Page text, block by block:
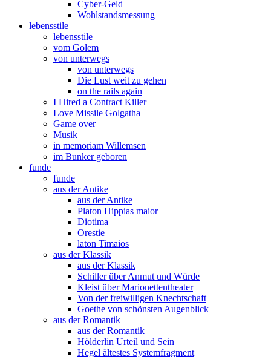
Cyber-Geld
Wohlstandsmessung
lebensstile
lebensstile
vom Golem
von unterwegs
von unterwegs
Die Lust weit zu gehen
on the rails again
I Hired a Contract Killer
Love Missile Golgatha
Game over
Musik
in memoriam Willemsen
im Bunker geboren
funde
funde
aus der Antike
aus der Antike
Platon Hippias maior
Diotima
Orestie
laton Timaios
aus der Klassik
aus der Klassik
Schiller über Anmut und Würde
Kleist über Marionettentheater
Von der freiwilligen Knechtschaft
Goethe von schönsten Augenblick
aus der Romantik
aus der Romantik
Hölderlin Urteil und Sein
Hegel ältestes Systemfragment